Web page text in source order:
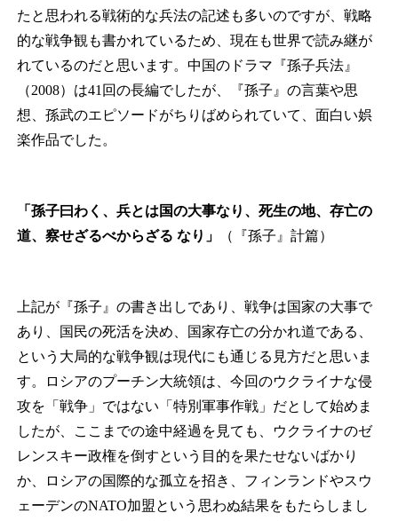
たと思われる戦術的な兵法の記述も多いのですが、戦略
的な戦争観も書かれているため、現在も世界で読み継が
れているのだと思います。中国のドラマ『孫子兵法』
（2008）は41回の長編でしたが、『孫子』の言葉や思
想、孫武のエピソードがちりばめられていて、面白い娯
楽作品でした。
「孫子曰わく、兵とは国の大事なり、死生の地、存亡の
道、察せざるべからざる なり」 （『孫子』計篇）
上記が『孫子』の書き出しであり、戦争は国家の大事で
あり、国民の死活を決め、国家存亡の分かれ道である、
という大局的な戦争観は現代にも通じる見方だと思いま
す。ロシアのプーチン大統領は、今回のウクライナな侵
攻を「戦争」ではない「特別軍事作戦」だとして始めま
したが、ここまでの途中経過を見ても、ウクライナのゼ
レンスキー政権を倒すという目的を果たせないばかり
か、ロシアの国際的な孤立を招き、フィンランドやスウ
ェーデンのNATO加盟という思わぬ結果をもたらしまし